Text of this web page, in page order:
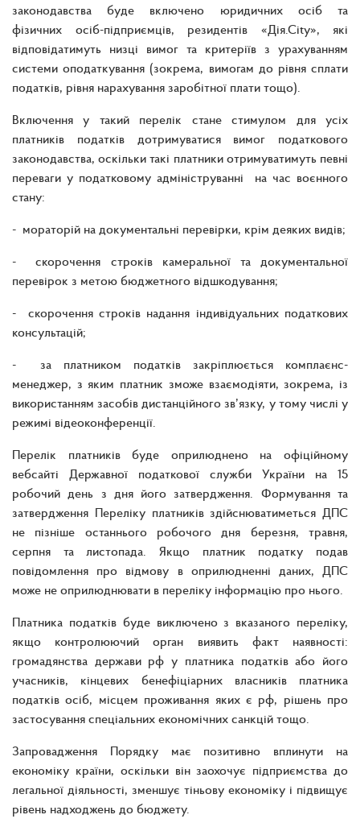
законодавства буде включено юридичних осіб та
фізичних осіб-підприємців, резидентів «Дія.Сіty», які
відповідатимуть низці вимог та критеріїв з урахуванням
системи оподаткування (зокрема, вимогам до рівня сплати
податків, рівня нарахування заробітної плати тощо).
Включення у такий перелік стане стимулом для усіх
платників податків дотримуватися вимог податкового
законодавства, оскільки такі платники отримуватимуть певні
переваги у податковому адмініструванні на час воєнного
стану:
- мораторій на документальні перевірки, крім деяких видів;
- скорочення строків камеральної та документальної
перевірок з метою бюджетного відшкодування;
- скорочення строків надання індивідуальних податкових
консультацій;
- за платником податків закріплюється комплаєнс-
менеджер, з яким платник зможе взаємодіяти, зокрема, із
використанням засобів дистанційного зв’язку, у тому числі у
режимі відеоконференції.
Перелік платників буде оприлюднено на офіційному
вебсайті Державної податкової служби України на 15
робочий день з дня його затвердження. Формування та
затвердження Переліку платників здійснюватиметься ДПС
не пізніше останнього робочого дня березня, травня,
серпня та листопада. Якщо платник податку подав
повідомлення про відмову в оприлюдненні даних, ДПС
може не оприлюднювати в переліку інформацію про нього.
Платника податків буде виключено з вказаного переліку,
якщо контролюючий орган виявить факт наявності:
громадянства держави рф у платника податків або його
учасників, кінцевих бенефіціарних власників платника
податків осіб, місцем проживання яких є рф, рішень про
застосування спеціальних економічних санкцій тощо.
Запровадження Порядку має позитивно вплинути на
економіку країни, оскільки він заохочує підприємства до
легальної діяльності, зменшує тіньову економіку і підвищує
рівень надходжень до бюджету.